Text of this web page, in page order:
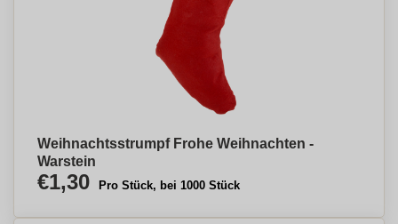
Weihnachtsstrumpf Frohe Weihnachten -
Warstein
€1,30 Pro Stück, bei 1000 Stück